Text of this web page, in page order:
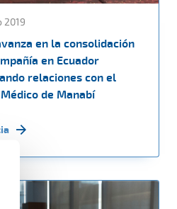
2019
en la consolidación
en Ecuador
relaciones con el
de Manabí